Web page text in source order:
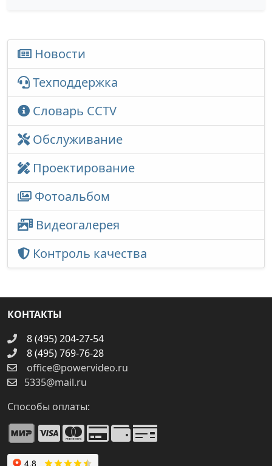
Новости
Техподдержка
Словарь CCTV
Обслуживание
Проектирование
Фотоальбом
Видеогалерея
Контроль качества
КОНТАКТЫ
8 (495) 204-27-54
8 (495) 769-76-28
office@powervideo.ru
5335@mail.ru
Способы оплаты: